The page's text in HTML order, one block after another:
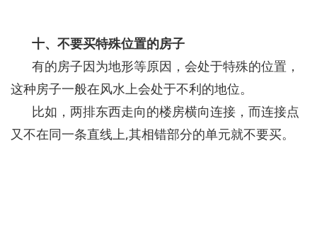
十、不要买特殊位置的房子
有的房子因为地形等原因，会处于特殊的位置，
这种房子一般在风水上会处于不利的地位。
比如，两排东西走向的楼房横向连接，而连接点
又不在同一条直线上,其相错部分的单元就不要买。